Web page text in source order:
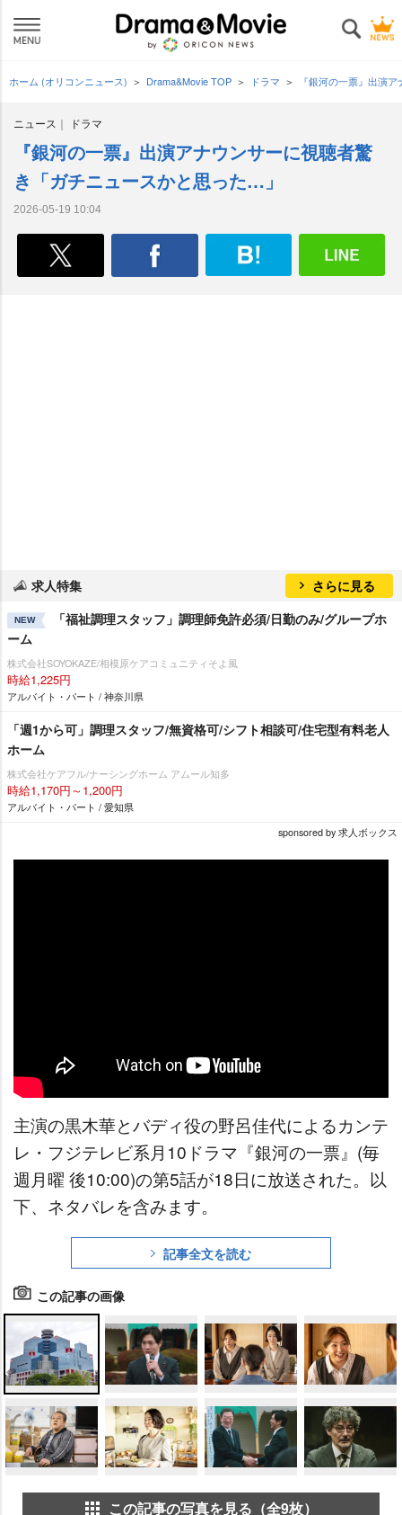
ホーム (オリコンニュース) Drama&Movie TOP ドラマ 『銀河の一票』出演
ニュース ドラマ
『銀河の一票』出演アナウンサーに視聴者驚
き「ガチニュースかと思った…」
2026-05-19 10:04
求人特集 さらに見る
NEW
「福祉調理スタッフ」調理師免許必須/日勤のみ/グループホ
ーム
株式会社SOYOKAZE/相模原ケアコミュニティそよ風
時給1,225円
アルバイト・パート / 神奈川県
「週1から可」調理スタッフ/無資格可/シフト相談可/住宅型有料老人
ホーム
株式会社ケアフル/ナーシングホーム アムール知多
時給1,170円～1,200円
アルバイト・パート / 愛知県
sponsored by 求人ボックス
主演の黒木華とバディ役の野呂佳代によるカンテ
レ・フジテレビ系月10ドラマ『銀河の一票』(毎
週月曜 後10:00)の第5話が18日に放送された。以
下、ネタバレを含みます。
記事全文を読む
この記事の画像
この記事の写真を見る（全9枚）